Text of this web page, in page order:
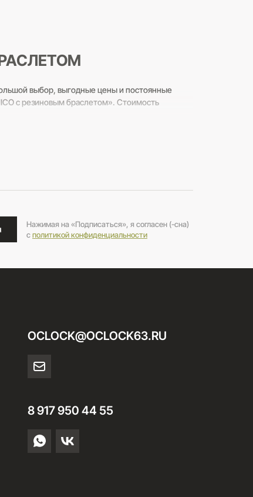
выбор, выгодные цены и постоянные
с резиновым браслетом». Стоимость
Нажимая на «Подписаться», я согласен (-сна)
cполитикой конфиденциальности
OCLOCK@OCLOCK63.RU
8 917 950 44 55